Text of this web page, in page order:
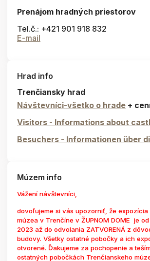
Prenájom hradných priestorov
Tel.č.: +421 901 918 832
E-mail
Hrad info
Trenčiansky hrad
Návštevníci-všetko o hrade +
Visitors - Informations about
Besuchers - Informationen über
Múzem info
Vážení návštevníci,
dovoľujeme si vás upozorniť, že expozícia
múzea v Trenčíne v ŽUPNOM DOME je od
2023 až do odvolania ZATVORENÁ z
budovy. Všetky ostatné pobočky a ich
otvorené. Ďakujeme za pochopenie a
ostatných pobočkách Trenčianskeho